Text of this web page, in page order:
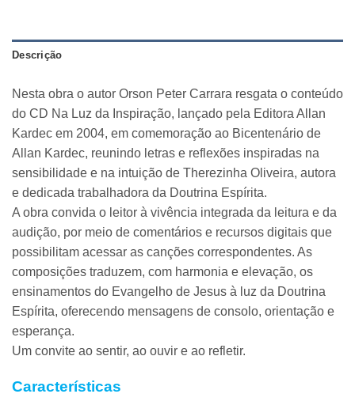
Descrição
Nesta obra o autor Orson Peter Carrara resgata o conteúdo
do CD Na Luz da Inspiração, lançado pela Editora Allan
Kardec em 2004, em comemoração ao Bicentenário de
Allan Kardec, reunindo letras e reflexões inspiradas na
sensibilidade e na intuição de Therezinha Oliveira, autora
e dedicada trabalhadora da Doutrina Espírita.
A obra convida o leitor à vivência integrada da leitura e da
audição, por meio de comentários e recursos digitais que
possibilitam acessar as canções correspondentes. As
composições traduzem, com harmonia e elevação, os
ensinamentos do Evangelho de Jesus à luz da Doutrina
Espírita, oferecendo mensagens de consolo, orientação e
esperança.
Um convite ao sentir, ao ouvir e ao refletir.
Características